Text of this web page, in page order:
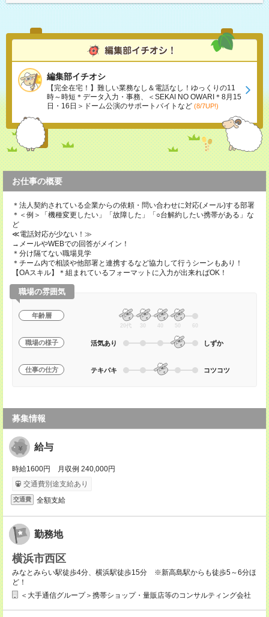
編集部イチオシ
【完全在宅！】難しい業務なし＆電話なし！ゆっくりの11
時～時短＊データ入力・事務、＜SEKAI NO OWARI＊8月15
日・16日＞ドーム公演のサポートバイトなど (8/7UP!)
お仕事の概要
＊法人契約されている企業からの依頼・問い合わせに対応(メール)する部署
＊＜例＞「機種変更したい」「故障した」「○台解約したい携帯がある」な
ど
≪電話対応が少ない！≫
→メールやWEBでの回答がメイン！
＊分け隔てない職場見学
＊チーム内で相談や他部署と連携するなど協力して行うシーンもあり！
【OAスキル】＊組まれているフォーマットに入力が出来ればOK！
職場の雰囲気
年齢層
20代 30 40 50 60
職場の様子 活気あり しずか
仕事の仕方 テキパキ コツコツ
募集情報
給与
時給1600円 月収例 240,000円
交通費別途支給あり
交通費 全額支給
勤務地
横浜市西区
みなとみらい駅徒歩4分、横浜駅徒歩15分 ※新高島駅からも徒歩5～6分ほ
ど！
＜大手通信グループ＞携帯ショップ・量販店等のコンサルティング会社